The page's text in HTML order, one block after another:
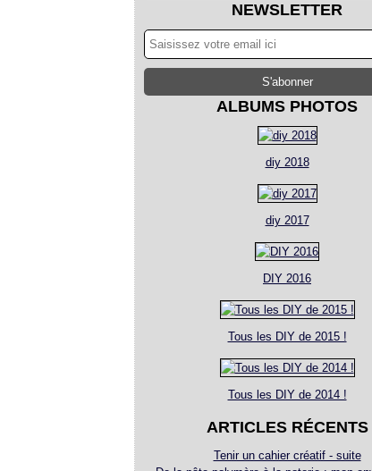
NEWSLETTER
ALBUMS PHOTOS
diy 2018
diy 2017
DIY 2016
Tous les DIY de 2015 !
Tous les DIY de 2014 !
ARTICLES RÉCENTS
Tenir un cahier créatif - suite